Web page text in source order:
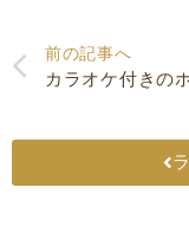
Prev
前の記事へ